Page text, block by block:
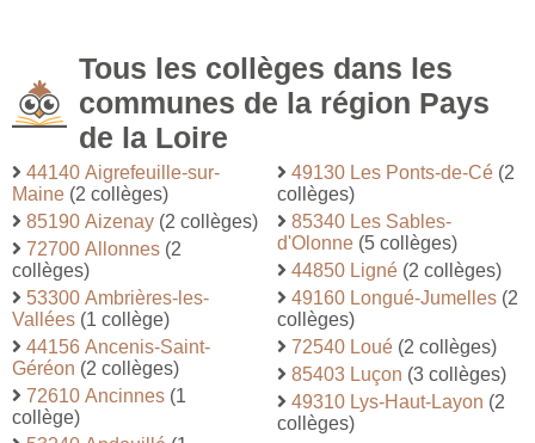
Tous les collèges dans les
communes de la région Pays
de la Loire
44140 Aigrefeuille-sur-
Maine (2 collèges)
85190 Aizenay (2 collèges)
72700 Allonnes (2
collèges)
53300 Ambrières-les-
Vallées (1 collège)
44156 Ancenis-Saint-
Géréon (2 collèges)
72610 Ancinnes (1
collège)
49130 Les Ponts-de-Cé (2
collèges)
85340 Les Sables-
d'Olonne (5 collèges)
44850 Ligné (2 collèges)
49160 Longué-Jumelles (2
collèges)
72540 Loué (2 collèges)
85403 Luçon (3 collèges)
49310 Lys-Haut-Layon (2
collèges)